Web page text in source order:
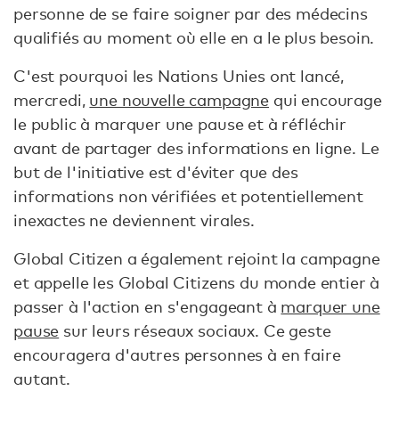
personne de se faire soigner par des médecins
qualifiés au moment où elle en a le plus besoin.
C'est pourquoi les Nations Unies ont lancé,
mercredi, une nouvelle campagne qui encourage
le public à marquer une pause et à réfléchir
avant de partager des informations en ligne. Le
but de l'initiative est d'éviter que des
informations non vérifiées et potentiellement
inexactes ne deviennent virales.
Global Citizen a également rejoint la campagne
et appelle les Global Citizens du monde entier à
passer à l'action en s'engageant à marquer une
pause sur leurs réseaux sociaux. Ce geste
encouragera d'autres personnes à en faire
autant.